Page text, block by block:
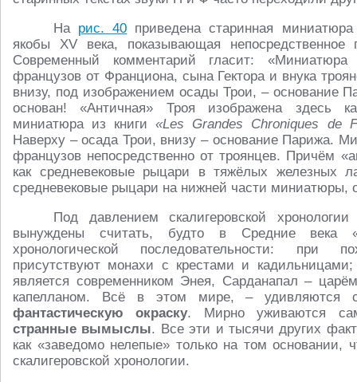
На рис. 40 приведена старинная
якобы XV века, показывающая непосредственное
Современный комментарий гласит:
французов от Франциона, сына Гектора и внука
внизу, под изображением осады Трои, – основание
основан! «Античная» Троя изображена здесь
миниатюра из книги«Les Grandes Chroniques de
Наверху – осада Трои, внизу – основание Парижа.
французов непосредственно от троянцев. Причём
как средневековые рыцари в тяжёлых железных
средневековые рыцари на нижней части
Под давлением скалигеровской
вынуждены считать, будто в Средние века
хронологической последовательности: при
присутствуют монахи с крестами и
является современником Энея, Сарданапал –
капелланом. Всё в этом мире, – удивляются
фантастическую окраску. Мирно уживаются
странные вымыслы. Все эти и тысячи других
как «заведомо нелепые» только на том основании,
скалигеровской хронологии.